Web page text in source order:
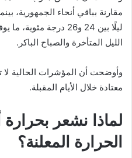
مقارنة بباقي أنحاء الجمهورية،
ليلًا بين 24 و26 درجة
الليل المتأخرة والصباح الباكر.
وأوضحت أن المؤشرات الحالية
معتادة خلال الأيام المقبلة.
لماذا نشعر
الحرارة المعلنة؟